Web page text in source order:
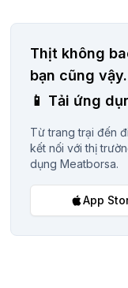
Thịt không
bạn cũng vậy.
📱 Tải ứng
Từ trang trại đến
kết nối với thị
dụng Meatborsa.
App